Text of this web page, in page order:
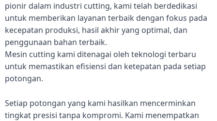
pionir dalam industri cutting, kami telah berdedikasi
untuk memberikan layanan terbaik dengan fokus pada
kecepatan produksi, hasil akhir yang optimal, dan
penggunaan bahan terbaik.
Mesin cutting kami ditenagai oleh teknologi terbaru
untuk memastikan efisiensi dan ketepatan pada setiap
potongan.
Setiap potongan yang kami hasilkan mencerminkan
tingkat presisi tanpa kompromi. Kami menempatkan